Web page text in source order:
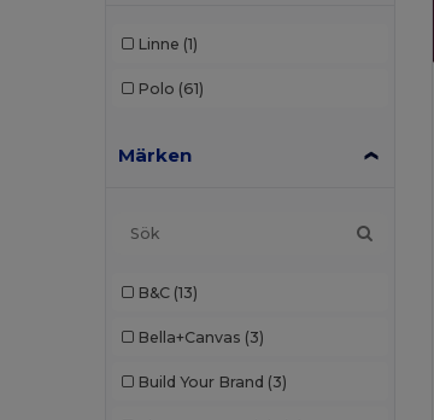
Linne (1)
Polo (61)
Märken
B&C (13)
Bella+Canvas (3)
Build Your Brand (3)